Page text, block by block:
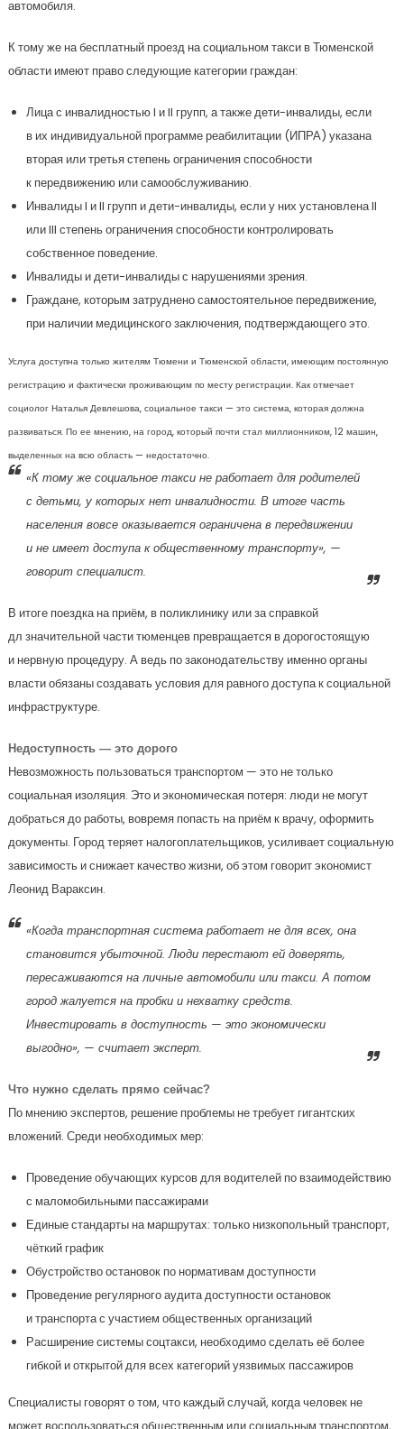
автомобиля.
К тому же на бесплатный проезд на социальном такси в Тюменской
области имеют право следующие категории граждан:
Лица с инвалидностью I и II групп, а также дети-инвалиды, если
в их индивидуальной программе реабилитации (ИПРА) указана
вторая или третья степень ограничения способности
к передвижению или самообслуживанию.
Инвалиды I и II групп и дети-инвалиды, если у них установлена II
или III степень ограничения способности контролировать
собственное поведение.
Инвалиды и дети-инвалиды с нарушениями зрения.
Граждане, которым затруднено самостоятельное передвижение,
при наличии медицинского заключения, подтверждающего это.
Услуга доступна только жителям Тюмени и Тюменской области, имеющим постоянную
регистрацию и фактически проживающим по месту регистрации. Как отмечает
социолог Наталья Девлешова, социальное такси — это система, которая должна
развиваться. По ее мнению, на город, который почти стал миллионником, 12 машин,
выделенных на всю область — недостаточно.
«К тому же социальное такси не работает для родителей
с детьми, у которых нет инвалидности. В итоге часть
населения вовсе оказывается ограничена в передвижении
и не имеет доступа к общественному транспорту», —
говорит специалист.
В итоге поездка на приём, в поликлинику или за справкой
дл значительной части тюменцев превращается в дорогостоящую
и нервную процедуру. А ведь по законодательству именно органы
власти обязаны создавать условия для равного доступа к социальной
инфраструктуре.
Недоступность — это дорого
Невозможность пользоваться транспортом — это не только
социальная изоляция. Это и экономическая потеря: люди не могут
добраться до работы, вовремя попасть на приём к врачу, оформить
документы. Город теряет налогоплательщиков, усиливает социальную
зависимость и снижает качество жизни, об этом говорит экономист
Леонид Вараксин.
«Когда транспортная система работает не для всех, она
становится убыточной. Люди перестают ей доверять,
пересаживаются на личные автомобили или такси. А потом
город жалуется на пробки и нехватку средств.
Инвестировать в доступность — это экономически
выгодно», — считает эксперт.
Что нужно сделать прямо сейчас?
По мнению экспертов, решение проблемы не требует гигантских
вложений. Среди необходимых мер:
Проведение обучающих курсов для водителей по взаимодействию
с маломобильными пассажирами
Единые стандарты на маршрутах: только низкопольный транспорт,
чёткий график
Обустройство остановок по нормативам доступности
Проведение регулярного аудита доступности остановок
и транспорта с участием общественных организаций
Расширение системы соцтакси, необходимо сделать её более
гибкой и открытой для всех категорий уязвимых пассажиров
Специалисты говорят о том, что каждый случай, когда человек не